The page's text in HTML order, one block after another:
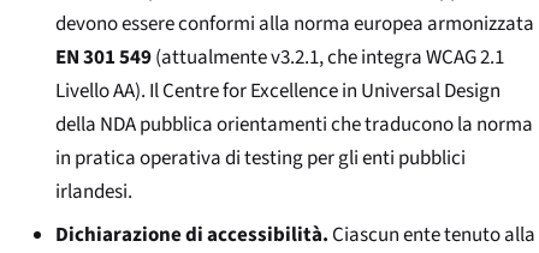
devono essere conformi alla norma europea armonizzata
EN 301 549(attualmente v3.2.1, che integra WCAG 2.1
Livello AA). Il Centre for Excellence in Universal Design
della NDA pubblica orientamenti che traducono la norma
in pratica operativa di testing per gli enti pubblici
irlandesi.
Dichiarazione di accessibilità.Ciascun ente tenuto alla